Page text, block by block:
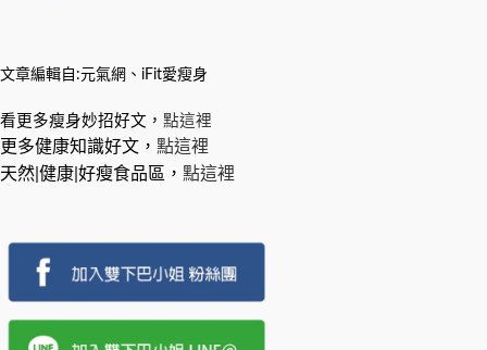
文章編輯自:元氣網、iFit愛瘦身
看更多瘦身妙招好文， 點這裡
更多健康知識好文， 點這裡
天然|健康|好瘦食品區， 點這裡